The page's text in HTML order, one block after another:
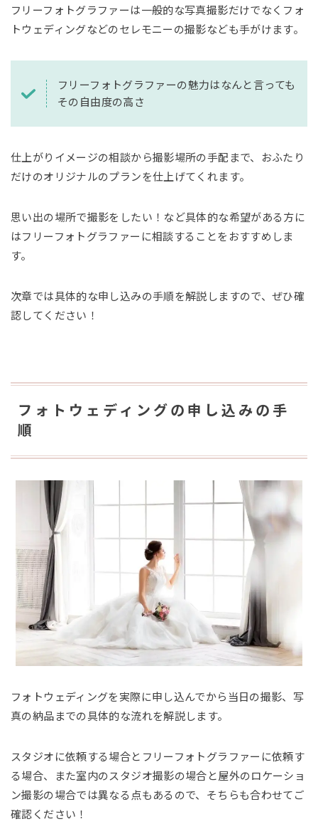
フリーフォトグラファーは一般的な写真撮影だけでなくフォ
トウェディングなどのセレモニーの撮影なども手がけます。
フリーフォトグラファーの魅力はなんと言っても
その自由度の高さ
仕上がりイメージの相談から撮影場所の手配まで、おふたり
だけのオリジナルのプランを仕上げてくれます。
思い出の場所で撮影をしたい！など具体的な希望がある方に
はフリーフォトグラファーに相談することをおすすめしま
す。
次章では具体的な申し込みの手順を解説しますので、ぜひ確
認してください！
フォトウェディングの申し込みの手
順
フォトウェディングを実際に申し込んでから当日の撮影、写
真の納品までの具体的な流れを解説します。
スタジオに依頼する場合とフリーフォトグラファーに依頼す
る場合、また室内のスタジオ撮影の場合と屋外のロケーショ
ン撮影の場合では異なる点もあるので、そちらも合わせてご
確認ください！